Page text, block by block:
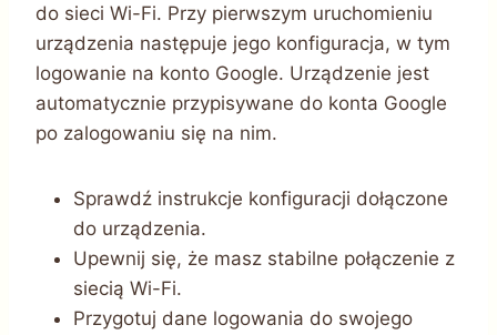
do sieci Wi-Fi. Przy pierwszym uruchomieniu
urządzenia następuje jego konfiguracja, w tym
logowanie na konto Google. Urządzenie jest
automatycznie przypisywane do konta Google
po zalogowaniu się na nim.
Sprawdź instrukcje konfiguracji dołączone
do urządzenia.
Upewnij się, że masz stabilne połączenie z
siecią Wi-Fi.
Przygotuj dane logowania do swojego